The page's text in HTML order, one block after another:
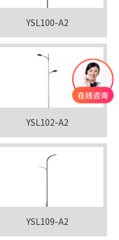
YSL100-A2
YSL102-A2
YSL109-A2